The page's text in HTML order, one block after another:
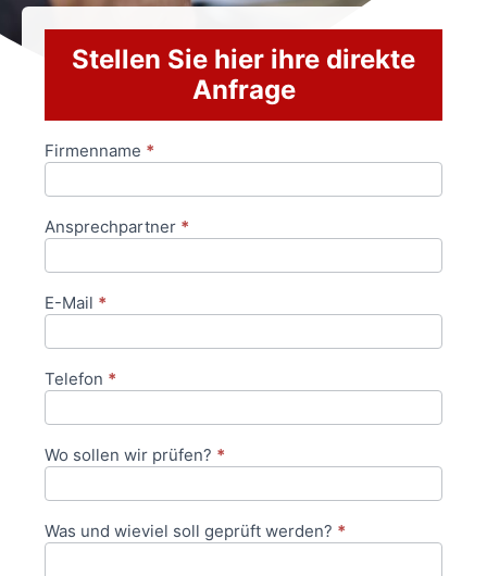
Stellen Sie hier ihre direkte
Anfrage
Anfrageformular
Firmenname *
Ansprechpartner *
E-Mail *
Telefon *
Wo sollen wir prüfen? *
Was und wieviel soll geprüft werden? *